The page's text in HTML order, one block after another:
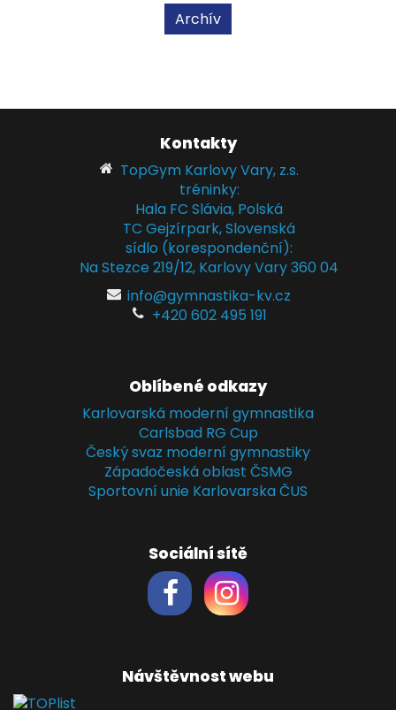
Archív
Kontakty
TopGym Karlovy Vary, z.s.
tréninky:
Hala FC Slávia, Polská
TC Gejzírpark, Slovenská
sídlo (korespondenční):
Na Stezce 219/12, Karlovy Vary 360 04
info@gymnastika-kv.cz
+420 602 495 191
Oblíbené odkazy
Karlovarská moderní gymnastika
Carlsbad RG Cup
Český svaz moderní gymnastiky
Západočeská oblast ČSMG
Sportovní unie Karlovarska ČUS
Sociální sítě
Návštěvnost webu